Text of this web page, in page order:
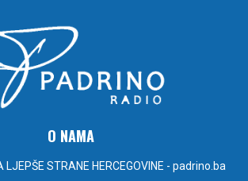
O NAMA
LJEPŠE STRANE HERCEGOVINE - padrino.ba